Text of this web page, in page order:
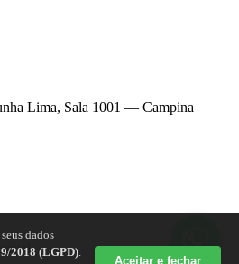
Lima, Sala 1001 — Campina
dados
2018 (LGPD).
Aceitar e fechar